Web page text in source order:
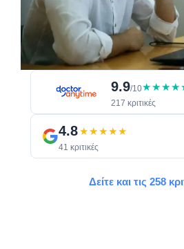
9.9/10
217 κριτικές
4.8★★★★★
41 κριτικές
Δείτε και τις 258